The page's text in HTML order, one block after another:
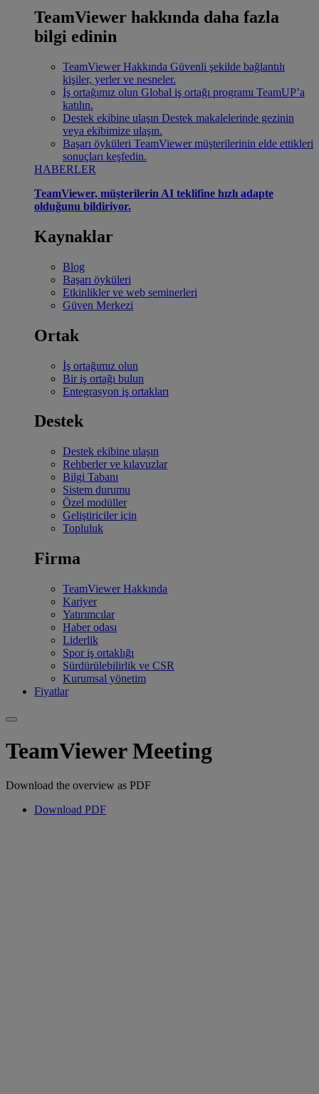
TeamViewer hakkında daha fazla
bilgi edinin
TeamViewer Hakkında Güvenli şekilde bağlantılı
kişiler, yerler ve nesneler.
İş ortağımız olun Global iş ortağı programı TeamUP’a
katılın.
Destek ekibine ulaşın Destek makalelerinde gezinin
veya ekibimize ulaşın.
Başarı öyküleri TeamViewer müşterilerinin elde ettikleri
sonuçları keşfedin.
HABERLER
TeamViewer, müşterilerin AI teklifine hızlı adapte
olduğunu bildiriyor.
Kaynaklar
Blog
Başarı öyküleri
Etkinlikler ve web seminerleri
Güven Merkezi
Ortak
İş ortağımız olun
Bir iş ortağı bulun
Entegrasyon iş ortakları
Destek
Destek ekibine ulaşın
Rehberler ve kılavuzlar
Bilgi Tabanı
Sistem durumu
Özel modüller
Geliştiriciler için
Topluluk
Firma
TeamViewer Hakkında
Kariyer
Yatırımcılar
Haber odası
Liderlik
Spor iş ortaklığı
Sürdürülebilirlik ve CSR
Kurumsal yönetim
Fiyatlar
TeamViewer Meeting
Download the overview as PDF
Download PDF